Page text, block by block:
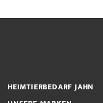
HEIMTIERBEDARF JAHN